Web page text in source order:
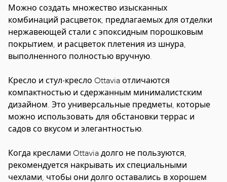
Можно создать множество изысканных
комбинаций расцветок, предлагаемых для отделки
нержавеющей стали с эпоксидным порошковым
покрытием, и расцветок плетения из шнура,
выполненного полностью вручную.
Кресло и стул-кресло Ottavia отличаются
компактностью и сдержанным минималистским
дизайном. Это универсальные предметы, которые
можно использовать для обстановки террас и
садов со вкусом и элегантностью.
Когда креслами Ottavia долго не пользуются,
рекомендуется накрывать их специальными
чехлами, чтобы они долго оставались в хорошем